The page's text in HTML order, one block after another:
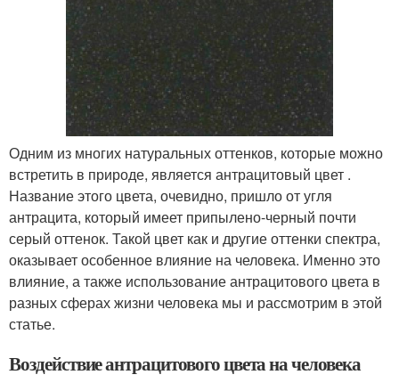
Одним из многих натуральных оттенков, которые можно
встретить в природе, является антрацитовый цвет .
Название этого цвета, очевидно, пришло от угля
антрацита, который имеет припылено-черный почти
серый оттенок. Такой цвет как и другие оттенки спектра,
оказывает особенное влияние на человека. Именно это
влияние, а также использование антрацитового цвета в
разных сферах жизни человека мы и рассмотрим в этой
статье.
Воздействие антрацитового цвета на человека